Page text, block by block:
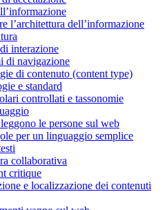
l’architettura dell’informazione
interazione
di navigazione
di contenuto (content type)
e standard
controllati e tassonomie
le persone sul web
per un linguaggio semplice
collaborativa
critique
e localizzazione dei contenuti